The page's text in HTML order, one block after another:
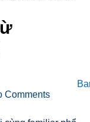
Comments